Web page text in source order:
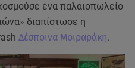
ένα παλαιοπωλείο
διαπίστωσε η
Δέσποινα Μοιραράκη.